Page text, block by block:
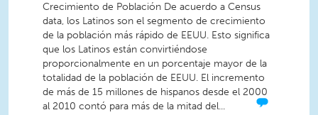
Crecimiento de Población De acuerdo a Census
data, los Latinos son el segmento de crecimiento
de la población más rápido de EEUU. Esto significa
que los Latinos están convirtiéndose
proporcionalmente en un porcentaje mayor de la
totalidad de la población de EEUU. El incremento
de más de 15 millones de hispanos desde el 2000
al 2010 contó para más de la mitad del...